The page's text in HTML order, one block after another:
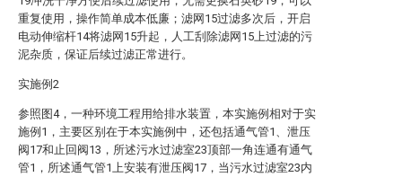
重复使用，操作简单成本低廉；滤网15过滤多次后，开启
电动伸缩杆14将滤网15升起，人工刮除滤网15上过滤的污
泥杂质，保证后续过滤正常进行。
实施例2
参照图4，一种环境工程用给排水装置，本实施例相对于实
施例1，主要区别在于本实施例中，还包括通气管1、泄压
阀17和止回阀13，所述污水过滤室23顶部一角连通有通气
管1，所述通气管1上安装有泄压阀17，当污水过滤室23内